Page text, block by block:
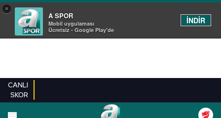
×
A SPOR
Mobil uygulaması
Ücretsiz - Google Play'de
İNDİR
CANLI
SKOR